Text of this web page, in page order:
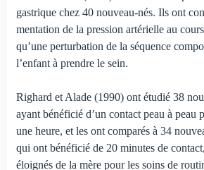
gastrique chez 40 nouveau-nés. Ils ont
mentation de la pression artérielle au
qu’une perturbation de la séquence
l’enfant à prendre le sein.
Righard et Alade (1990) ont étudié 38
ayant bénéficié d’un contact peau à peau
une heure, et les ont comparés à 34
qui ont bénéficié de 20 minutes de
éloignés de la mère pour les soins de